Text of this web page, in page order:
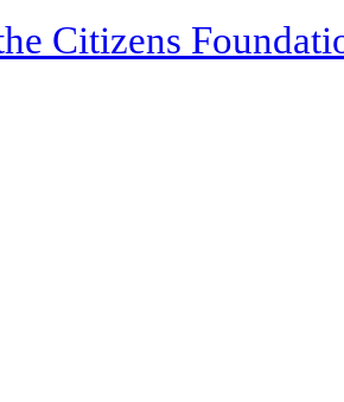
Citizens